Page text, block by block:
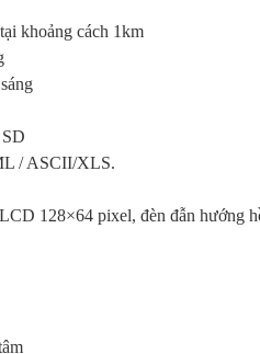
khoảng cách 1km
/ ASCII/XLS.
128×64 pixel, đèn đẫn hướng